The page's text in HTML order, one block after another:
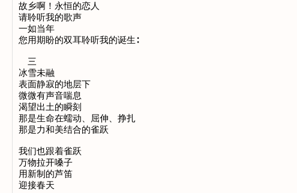
故乡啊！永恒的恋人
请聆听我的歌声
一如当年
您用期盼的双耳聆听我的诞生∶
三
冰雪未融
表面静寂的地层下
微微有声音喘息
渴望出土的瞬刻
那是生命在蠕动、屈伸、挣扎
那是力和美结合的雀跃
我们也跟着雀跃
万物拉开嗓子
用新制的芦笛
迎接春天